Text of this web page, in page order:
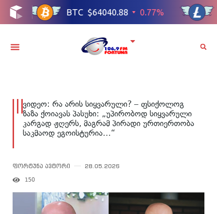
ვიდეო: რა არის სიყვარული? – ფსიქოლოგ
ზაზა ქოიავას პასუხი: „უპირობოდ სიყვარული
კარგად ჟღერს, მაგრამ პირადი ურთიერთობა
საკმაოდ ეგოისტურია…“
ფორტუნა ავტორი 28.05.2026
150